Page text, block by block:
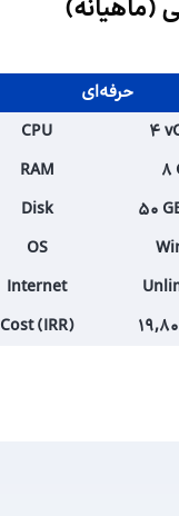
(ماهیانه)
حرفه‌ای
4
CPU
8
RAM
50
Disk
OS
Internet
Cost (IRR)